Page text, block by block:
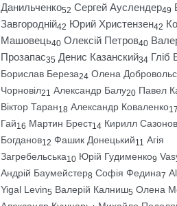
Данильченко52 Сергей Ауслендер49
Завгородній42 Юрий Христензен42
Машовець40 Олексій Петров40
Прозапас35 Денис Казанский34 Гліб
Борислав Береза24 Олена
Чорновіл21 Александр Балу20 Павел
Віктор Таран18 Александр Коваленко17
Гай16 Мартин Брест14 Кирилл Сазонов
Богданов12 Фашик Донецький11 Агія
Загребельська10 Юрій Гудименко9
Андрій Баумейстер8 Софія Федина7
Yigal Levin5 Валерій Калниш5 Олена